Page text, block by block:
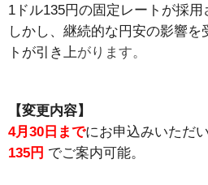
1ドル135円の固定レートが採用
しかし、継続的な円安の影響
トが引き上がります。
【変更内容】
4月30日までにお申込みいただ
135円 でご案内可能。